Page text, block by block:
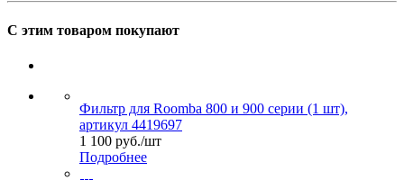
С этим товаром покупают
Фильтр для Roomba 800 и 900 серии (1 шт),
артикул 4419697
1 100 руб./шт
Подробнее